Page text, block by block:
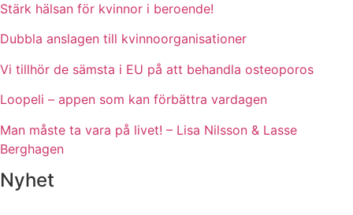
Stärk hälsan för kvinnor i beroende!
Dubbla anslagen till kvinnoorganisationer
Vi tillhör de sämsta i EU på att behandla osteoporos
Loopeli – appen som kan förbättra vardagen
Man måste ta vara på livet! – Lisa Nilsson & Lasse
Berghagen
Nyhet